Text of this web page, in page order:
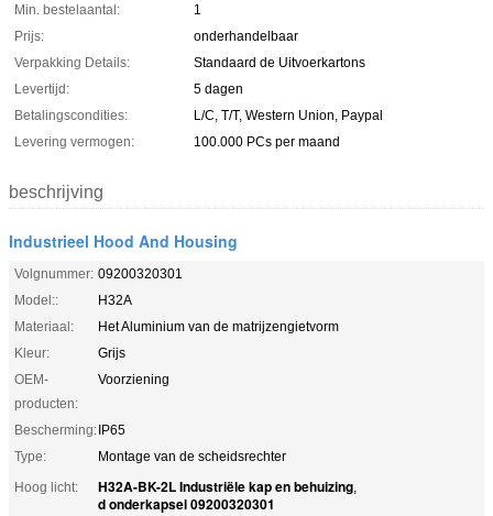
Min. bestelaantal:
1
Prijs:
onderhandelbaar
Verpakking Details:
Standaard de Uitvoerkartons
Levertijd:
5 dagen
Betalingscondities:
L/C, T/T, Western Union, Paypal
Levering vermogen:
100.000 PCs per maand
beschrijving
Industrieel Hood And Housing
Volgnummer: 09200320301
Model::
H32A
Materiaal:
Het Aluminium van de matrijzengietvorm
Kleur:
Grijs
OEM-
producten:
Voorziening
Bescherming:IP65
Type:
Montage van de scheidsrechter
Hoog licht:
H32A-BK-2L Industriële kap en behuizing,
d onderkapsel 09200320301